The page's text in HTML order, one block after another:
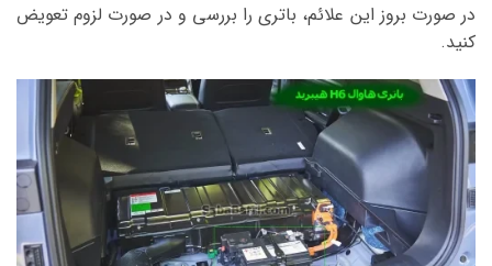
در صورت بروز این علائم، باتری را بررسی و در صورت لزوم تعویض
کنید.